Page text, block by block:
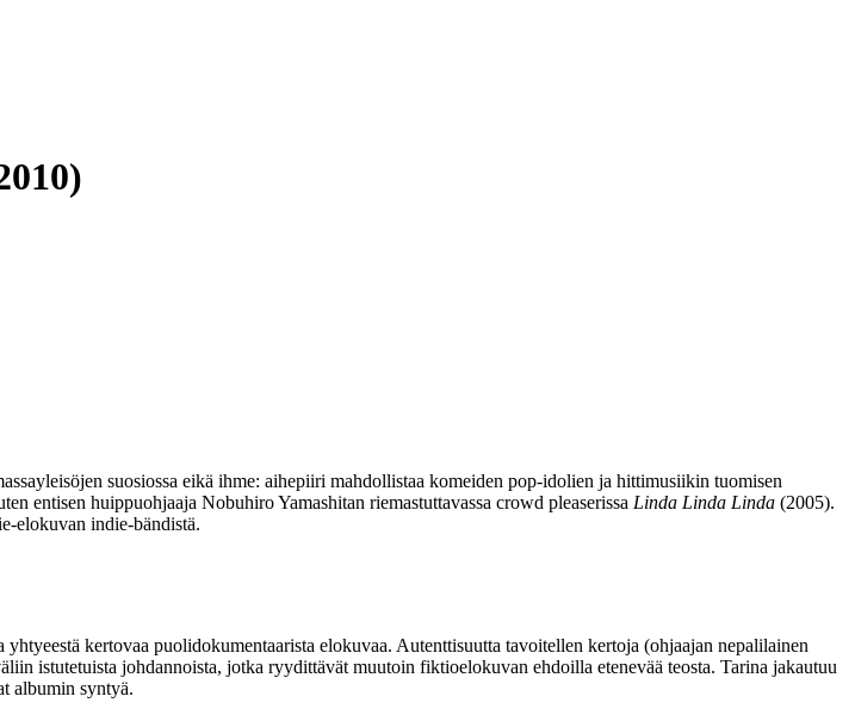
suosiossa eikä ihme: aihepiiri mahdollistaa komeiden pop‑idolien ja hittimusiikin tuomisen
entisen huippuohjaaja Nobuhiro Yamashitan riemastuttavassa crowd pleaserissa Linda Linda Linda (2005).
elokuvan indie-bändistä.
kertovaa puolidokumentaarista elokuvaa. Autenttisuutta tavoitellen kertoja (ohjaajan nepalilainen
istutetuista johdannoista, jotka ryydittävät muutoin fiktioelokuvan ehdoilla etenevää teosta. Tarina jakautuu
albumin syntyä.